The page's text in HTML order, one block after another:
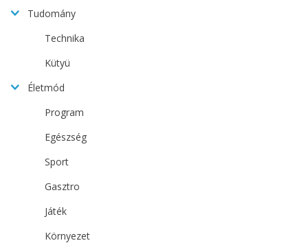
Tudomány
Technika
Kütyü
Életmód
Program
Egészség
Sport
Gasztro
Játék
Környezet